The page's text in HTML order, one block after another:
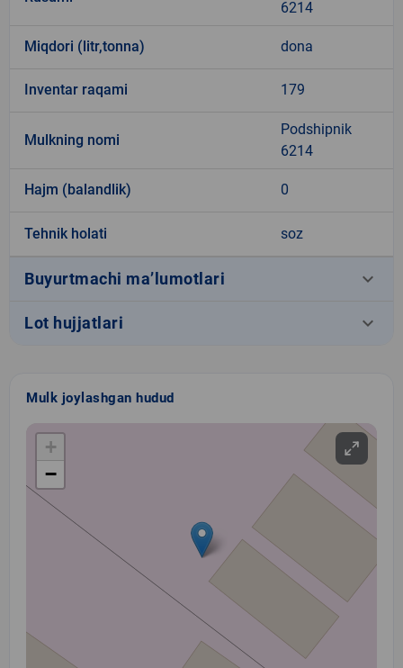
6214
Miqdori (litr,tonna) dona
Inventar raqami 179
Mulkning nomi
Podshipnik
6214
Hajm (balandlik) 0
Tehnik holati soz
Buyurtmachi ma’lumotlari keyboard_arrow_down
Lot hujjatlari keyboard_arrow_down
Mulk joylashgan hudud
+
−